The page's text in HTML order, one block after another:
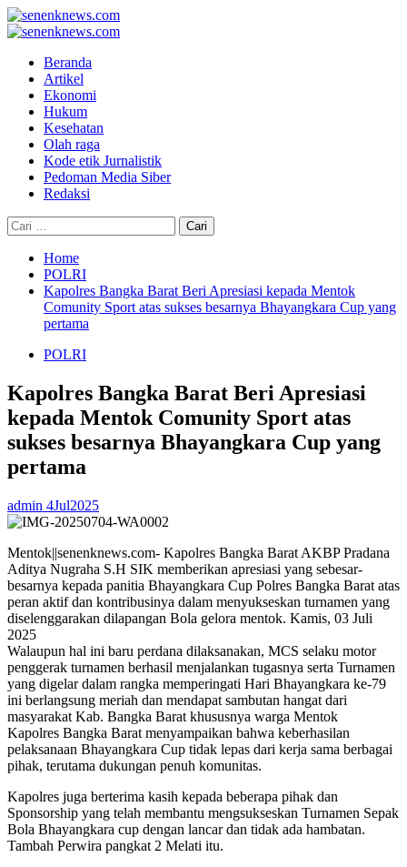
Skip
to
Primary
Beranda
Artikel
Ekonomi
Hukum
Kesehatan
Olah raga
Kode etik Jurnalistik
Pedoman Media Siber
Redaksi
Cari
untuk:
Home
POLRI
Kapolres Bangka Barat Beri Apresiasi kepada Mentok
Comunity Sport atas sukses besarnya Bhayangkara Cup yang
pertama
POLRI
Kapolres Bangka Barat Beri Apresiasi
kepada Mentok Comunity Sport atas
sukses besarnya Bhayangkara Cup yang
pertama
admin 4Jul2025
Mentok||senenknews.com- Kapolres Bangka Barat AKBP Pradana
Aditya Nugraha S.H SIK memberikan apresiasi yang sebesar-
besarnya kepada panitia Bhayangkara Cup Polres Bangka Barat atas
peran aktif dan kontribusinya dalam menyukseskan turnamen yang
diselenggarakan dilapangan Bola gelora mentok. Kamis, 03 Juli
2025
Walaupun hal ini baru perdana dilaksanakan, MCS selaku motor
penggerak turnamen berhasil menjalankan tugasnya serta Turnamen
yang digelar dalam rangka memperingati Hari Bhayangkara ke-79
ini berlangsung meriah dan mendapat sambutan hangat dari
masyarakat Kab. Bangka Barat khususnya warga Mentok
Kapolres Bangka Barat menyampaikan bahwa keberhasilan
pelaksanaan Bhayangkara Cup tidak lepas dari kerja sama berbagai
pihak, terutama dukungan penuh komunitas.
Kapolres juga berterima kasih kepada beberapa pihak dan
Sponsorship yang telah membantu mengsukseskan Turnamen Sepak
Bola Bhayangkara cup dengan lancar dan tidak ada hambatan.
Tambah Perwira pangkat 2 Melati itu.